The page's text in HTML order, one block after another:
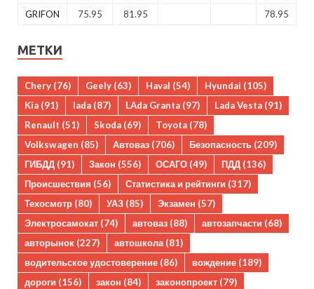
GRIFON
75.95 81.95 78.95
МЕТКИ
Chery (76) Geely (63) Haval (54) Hyundai (105)
Kia (91) lada (87) LAda Granta (97) Lada Vesta (91)
Renault (51) Skoda (69) Toyota (78)
Volkswagen (85) Автоваз (706) Безопасность (209)
ГИБДД (91) Закон (556) ОСАГО (49) ПДД (136)
Происшествия (56) Статистика и рейтинги (317)
Техосмотр (80) УАЗ (85) Экзамен (57)
Электросамокат (74) автоваз (88) автозапчасти (68)
авторынок (227) автошкола (81)
водительское удостоверение (86) вождение (189)
дороги (156) закон (84) законопроект (79)